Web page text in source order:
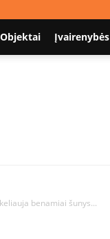
Objektai Įvairenybės
benamiai šunys...